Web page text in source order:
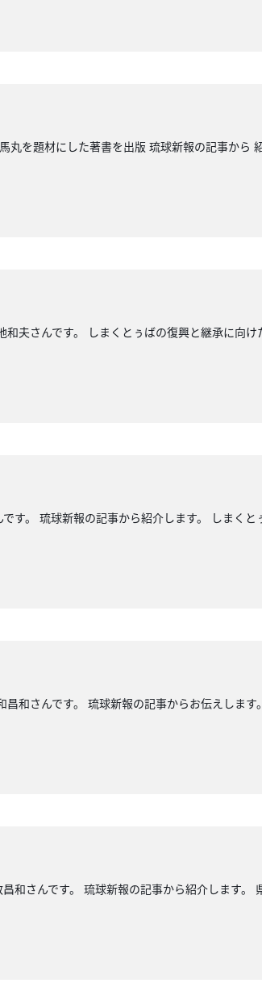
を題材にした著書を出版 琉球新報の記事から
さんです。 しまくとぅばの復興と継承に向け
す。 琉球新報の記事から紹介します。 しまく
さんです。 琉球新報の記事からお伝えします
和さんです。 琉球新報の記事から紹介します